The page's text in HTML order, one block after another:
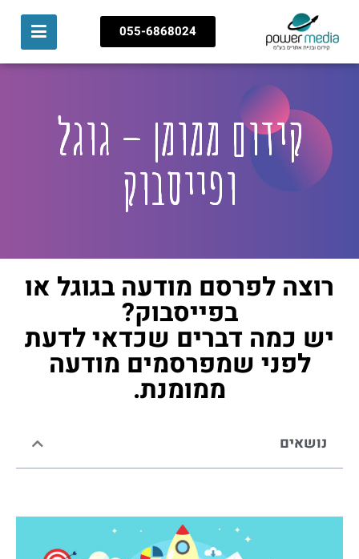
055-6868024
קידום ממומן – גוגל
ופייסבוק
רוצה לפרסם מודעה בגוגל או
בפייסבוק?
יש כמה דברים שכדאי לדעת
לפני שמפרסמים מודעה
ממומנת.
נושאים